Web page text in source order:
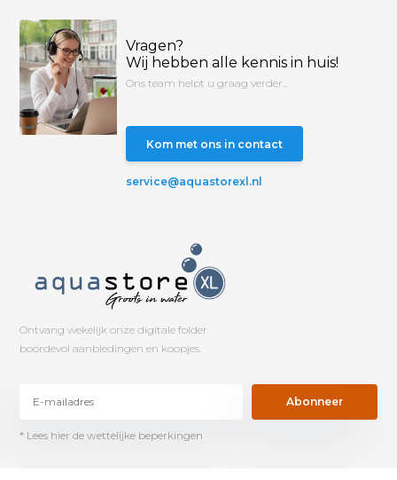
Vragen?
Wij hebben alle kennis in huis!
Ons team helpt u graag verder...
Kom met ons in contact
service@aquastorexl.nl
Ontvang wekelijk onze digitale folder
boordevol aanbiedingen en koopjes.
Abonneer
* Lees hier de wettelijke beperkingen